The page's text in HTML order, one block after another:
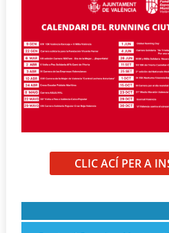
CLIC ACÍ PER A